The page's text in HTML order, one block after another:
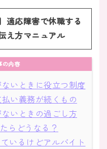
適応障害で休職する
え方マニュアル
の内容
いときに役立つ制度
い義務が続くもの
いときの過ごし方
らどうなる？
いるけどアルバイト